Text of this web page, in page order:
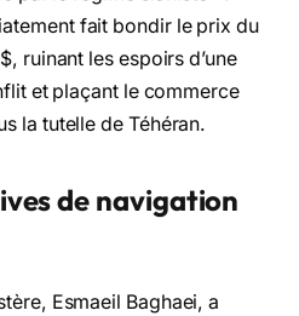
fait bondir le prix du
ruinant les espoirs d’une
et plaçant le commerce
la tutelle de Téhéran.
de navigation
Esmaeil Baghaei, a